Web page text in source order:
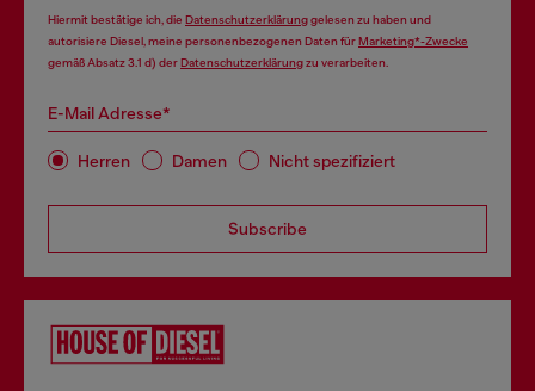
Hiermit bestätige ich, die Datenschutzerklärunggelesen zu haben und
autorisiere Diesel, meine personenbezogenen Daten fürMarketing*-Zwecke
gemäß Absatz 3.1 d) derDatenschutzerklärungzu verarbeiten.
E-Mail Adresse*
Herren Damen Nicht spezifiziert
Subscribe